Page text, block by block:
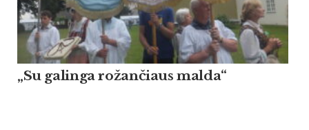
„Su galinga rožančiaus malda“